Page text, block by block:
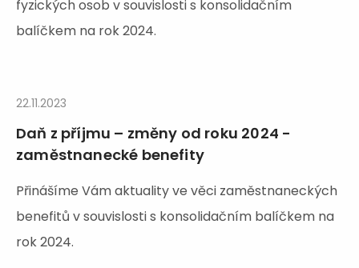
fyzických osob v souvislosti s konsolidačním
balíčkem na rok 2024.
22.11.2023
Daň z příjmu – změny od roku 2024 -
zaměstnanecké benefity
Přinášíme Vám aktuality ve věci zaměstnaneckých
benefitů v souvislosti s konsolidačním balíčkem na
rok 2024.